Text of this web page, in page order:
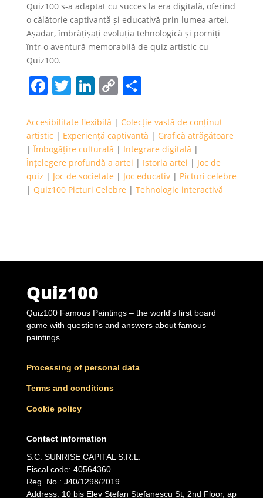
Quiz100 s-a adaptat cu succes la era digitală, oferind
o călătorie captivantă și educativă prin lumea artei.
Așadar, îmbrățișați evoluția tehnologică și porniți
într-o aventură memorabilă de quiz artistic cu
Quiz100.
Facebook
Twitter
LinkedIn
CopyShare
Accesibilitate flexibilă | Colecție vastă de conținut
artistic | Experiență captivantă | Grafică atrăgătoare
|Îmbogățire culturală | Integrare digitală |
Înțelegere profundă a artei | Istoria artei | Joc de
quiz | Joc de societate | Joc educativ| Picturi celebre
| Quiz100 Picturi Celebre | Tehnologie interactivă
Quiz100
Quiz100 Famous Paintings – the world's first board
game with questions and answers about famous
paintings
Processing of personal data
Terms and conditions
Cookie policy
Contact information
S.C. SUNRISE CAPITAL S.R.L.
Fiscal code: 40564360
Reg. No.: J40/1298/2019
Address: 10 bis Elev Stefan Stefanescu St, 2nd Floor, ap